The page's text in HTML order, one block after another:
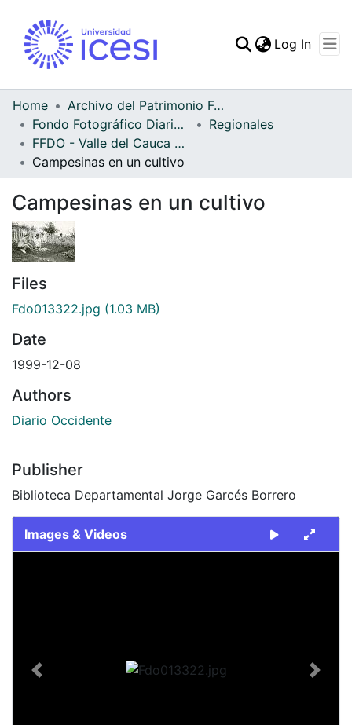
Statistics
Log In
Home
Archivo del Patrimonio Fotográfico y Fílmico del Valle del Cauca
Fondo Fotográfico Diario Occidente
Regionales
FFDO - Valle del Cauca - Patrimonial
Campesinas en un cultivo
Campesinas en un cultivo
Files
Fdo013322.jpg (1.03 MB)
Date
1999-12-08
Authors
Diario Occidente
Publisher
Biblioteca Departamental Jorge Garcés Borrero
Images & Videos
Previous Next